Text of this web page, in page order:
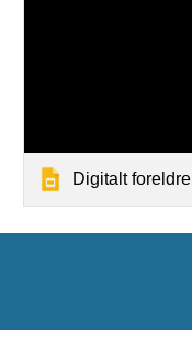
Digitalt